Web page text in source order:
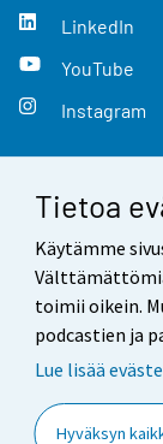
Tietoa
Käytämme
toimii oikein.
podcastien ja
Lue lisää
Hyväksyn
LinkedIn
YouTube
Instagram
Yhteystiedot
Palaute
Käyttöehdot